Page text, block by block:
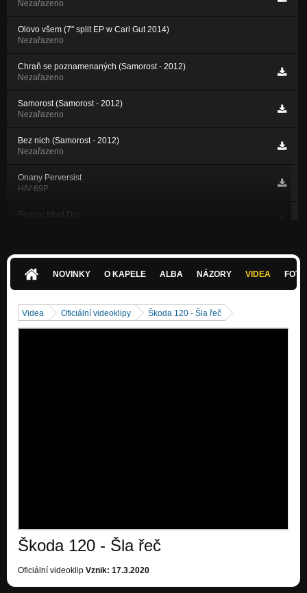
Nezařazeno
Olovo všem (7" split EP w Carl Gut 2014)
Nezařazeno
Chraň se poznamenaných (Samorost - 2012)
Nezařazeno
Samorost (Samorost - 2012)
Nezařazeno
Bez nich (Samorost - 2012)
Nezařazeno
Onany Perversist
HIV-69P
People Must Die
Idea
Pohádkové Motivy
NOVINKY O KAPELE ALBA NÁZORY VIDEA
Videa Oficiální videoklipy Škoda 120 - Šla řeč
Škoda 120 - Šla řeč
Oficiální videoklip Vznik: 17.3.2020